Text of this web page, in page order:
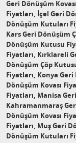
Geri Dönüşüm
Fiyatları, İçel Geri
Dönüşüm Kutuları
Kars Geri Dönüşüm
Dönüşüm Kutusu
Fiyatları, Kırklareli
Dönüşüm Çöp
Fiyatları, Konya
Dönüşüm Kovası
Fiyatları, Manisa
Kahramanmaraş
Dönüşüm Kovası
Fiyatları, Muş Geri
Dönüşüm Kutuları